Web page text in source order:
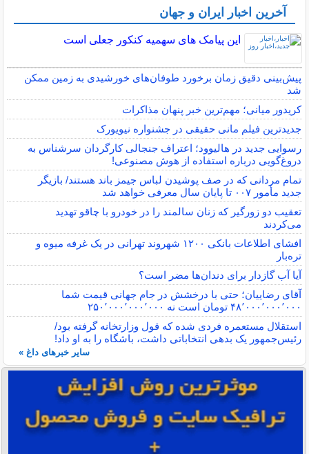
آخرین اخبار ایران و جهان
این پیامک های سهمیه کنکور جعلی است
پیش‌بینی دقیق زمان برخورد طوفان‌های خورشیدی به زمین ممکن
شد
کریدور میانی؛ مهم‌ترین خبر پنهان مذاکرات
جدیدترین فیلم مانی حقیقی در جشنواره نیویورک
رسوایی جدید در هالیوود؛ اعتراف جنجالی کارگردان سرشناس به
دروغ‌گویی درباره استفاده از هوش مصنوعی!
تمام مردانی که در صف پوشیدن لباس جیمز باند هستند/ بازیگر
جدید مأمور ۰۰۷ تا پایان سال معرفی خواهد شد
تعقیب دو زورگیر که زنان سالمند را در خودرو با چاقو تهدید
می‌کردند
افشای اطلاعات بانکی ۱۲۰۰ شهروند تهرانی در یک غرفه میوه و
تره‌بار
آیا آب گازدار برای دندان‌ها مضر است؟
آقای رضاییان؛ حتی با درخشش در جام جهانی قیمت شما
۴۸٬۰۰۰٬۰۰۰٬۰۰۰ تومان است نه ۲۵۰٬۰۰۰٬۰۰۰٬۰۰۰
استقلال مستعمره فردی شده که قول وزارتخانه گرفته بود/
رئیس‌جمهور یک بدهی انتخاباتی داشت، باشگاه را به او داد!
سایر خبرهای داغ »